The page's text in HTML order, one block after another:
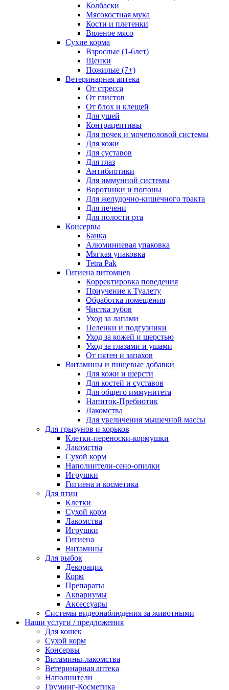
Колбаски
Мясокостная мука
Кости и плетенки
Вяленое мясо
Сухие корма
Взрослые (1-6лет)
Щенки
Пожилые (7+)
Ветеринарная аптека
От стресса
От глистов
От блох и клещей
Для ушей
Контрацептивы
Для почек и мочеполовой системы
Для кожи
Для суставов
Для глаз
Антибиотики
Для иммунной системы
Воротники и попоны
Для желудочно-кишечного тракта
Для печени
Для полости рта
Консервы
Банка
Алюминиевая упаковка
Мягкая упаковка
Tetra Pak
Гигиена питомцев
Корректировка поведения
Приучение к Туалету
Обработка помещения
Чистка зубов
Уход за лапами
Пеленки и подгузники
Уход за кожей и шерстью
Уход за глазами и ушами
От пятен и запахов
Витамины и пищевые добавки
Для кожи и шерсти
Для костей и суставов
Для общего иммунитета
Напиток-Пребиотик
Лакомства
Для увеличения мышечной массы
Для грызунов и хорьков
Клетки-переноски-кормушки
Лакомства
Сухой корм
Наполнители-сено-опилки
Игрушки
Гигиена и косметика
Для птиц
Клетки
Сухой корм
Лакомства
Игрушки
Гигиена
Витамины
Для рыбок
Декорация
Корм
Препараты
Аквариумы
Аксессуары
Cистемы видеонаблюдения за животными
Наши услуги / предложения
Для кошек
Сухой корм
Консервы
Витамины-лакомства
Ветеринарная аптека
Наполнители
Груминг-Косметика